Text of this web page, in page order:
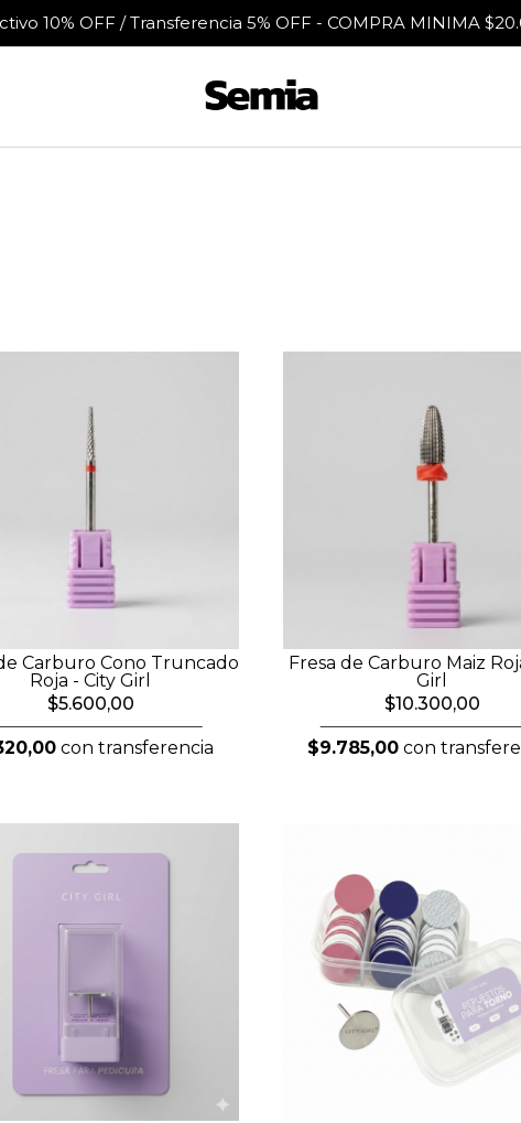
10% OFF / Transferencia 5% OFF - COMPRA MINIMA
Carburo Cono Truncado
Roja - City Girl
$5.600,00
con transferencia
Fresa de Carburo Maiz
Girl
$10.300,00
$9.785,00 con